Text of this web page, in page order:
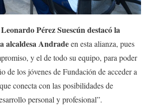
Pérez Suescún destacó la
alcaldesa Andradeen esta alianza, pues
y el de todo su equipo, para poder
de los jóvenes de Fundación de acceder a
conecta con las posibilidades de
personal y profesional”.